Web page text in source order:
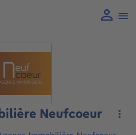
Neufcoeur